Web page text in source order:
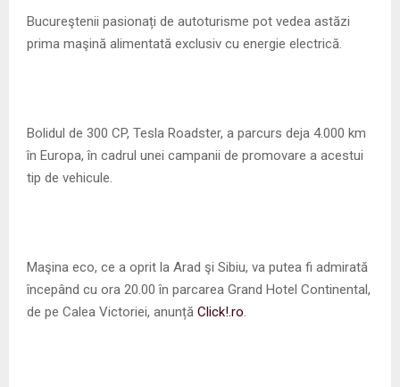
E
U
Bucureştenii pasionați de autoturisme pot vedea astăzi
prima maşină alimentată exclusiv cu energie electrică.
Bolidul de 300 CP, Tesla Roadster, a parcurs deja 4.000 km
în Europa, în cadrul unei campanii de promovare a acestui
tip de vehicule.
Maşina eco, ce a oprit la Arad şi Sibiu, va putea fi admirată
începând cu ora 20.00 în parcarea Grand Hotel Continental,
de pe Calea Victoriei, anunță Click!.ro